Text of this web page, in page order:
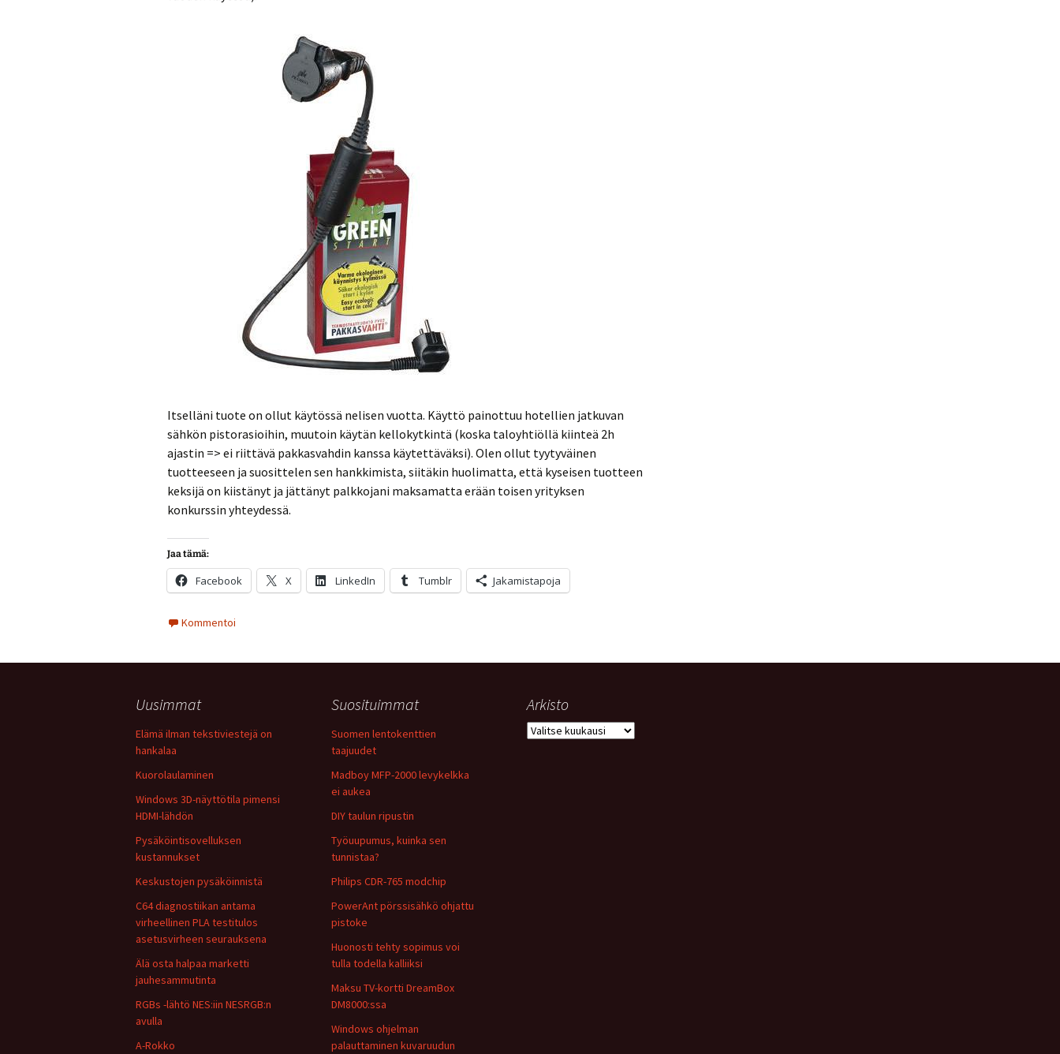
Itselläni tuote on ollut käytössä nelisen vuotta. Käyttö painottuu hotellien jatkuvan
sähkön pistorasioihin, muutoin käytän kellokytkintä (koska taloyhtiöllä kiinteä 2h
ajastin => ei riittävä pakkasvahdin kanssa käytettäväksi). Olen ollut tyytyväinen
tuotteeseen ja suosittelen sen hankkimista, siitäkin huolimatta, että kyseisen tuotteen
keksijä on kiistänyt ja jättänyt palkkojani maksamatta erään toisen yrityksen
konkurssin yhteydessä.
Jaa tämä:
Facebook X LinkedIn Tumblr Jakamistapoja
Kommentoi
Uusimmat
Elämä ilman tekstiviestejä on
hankalaa
Kuorolaulaminen
Windows 3D-näyttötila pimensi
HDMI-lähdön
Pysäköintisovelluksen
kustannukset
Keskustojen pysäköinnistä
C64 diagnostiikan antama
virheellinen PLA testitulos
asetusvirheen seurauksena
Älä osta halpaa marketti
jauhesammutinta
RGBs -lähtö NES:iin NESRGB:n
avulla
A-Rokko
Suosituimmat
Suomen lentokenttien
taajuudet
Madboy MFP-2000 levykelkka
ei aukea
DIY taulun ripustin
Työuupumus, kuinka sen
tunnistaa?
Philips CDR-765 modchip
PowerAnt pörssisähkö ohjattu
pistoke
Huonosti tehty sopimus voi
tulla todella kalliiksi
Maksu TV-kortti DreamBox
DM8000:ssa
Windows ohjelman
palauttaminen kuvaruudun
Arkisto
Arkisto